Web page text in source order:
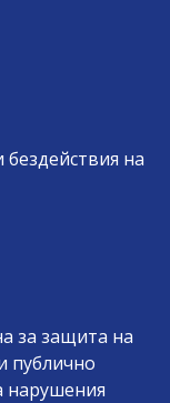
на
за защита на
публично
нарушения